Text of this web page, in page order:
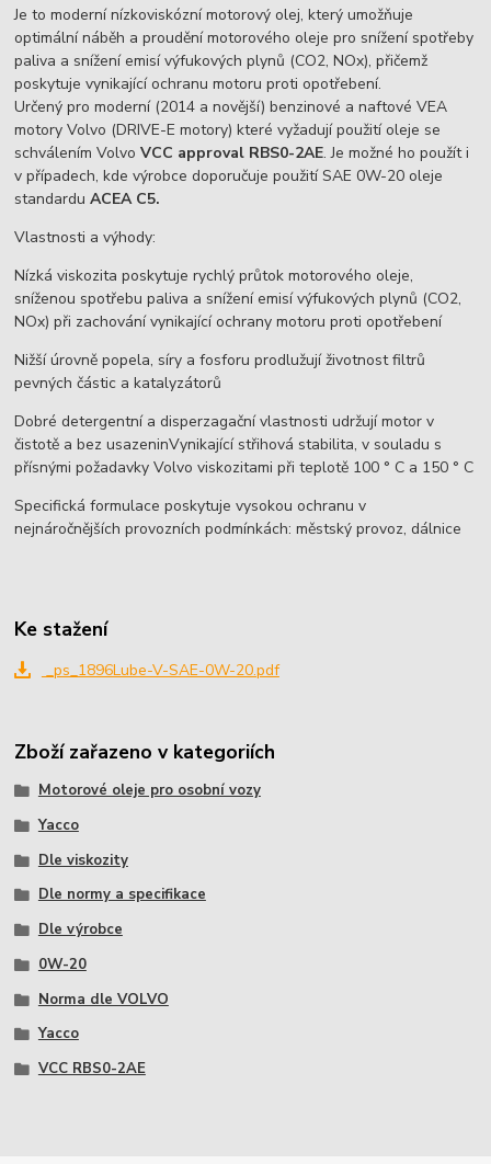
Je to moderní nízkoviskózní motorový olej, který umožňuje
optimální náběh a proudění motorového oleje pro snížení spotřeby
paliva a snížení emisí výfukových plynů (CO2, NOx), přičemž
poskytuje vynikající ochranu motoru proti opotřebení.
Určený pro moderní (2014 a novější) benzinové a naftové VEA
motory Volvo (DRIVE-E motory) které vyžadují použití oleje se
schválením VolvoVCC approval RBS0-2AE. Je možné ho použít i
v případech, kde výrobce doporučuje použití SAE 0W-20 oleje
standarduACEA C5.
Vlastnosti a výhody:
Nízká viskozita poskytuje rychlý průtok motorového oleje,
sníženou spotřebu paliva a snížení emisí výfukových plynů (CO2,
NOx) při zachování vynikající ochrany motoru proti opotřebení
Nižší úrovně popela, síry a fosforu prodlužují životnost filtrů
pevných částic a katalyzátorů
Dobré detergentní a disperzagační vlastnosti udržují motor v
čistotě a bez usazeninVynikající střihová stabilita, v souladu s
přísnými požadavky Volvo viskozitami při teplotě 100 ° C a 150 ° C
Specifická formulace poskytuje vysokou ochranu v
nejnáročnějších provozních podmínkách: městský provoz, dálnice
Ke stažení
_ps_1896Lube-V-SAE-0W-20.pdf
Zboží zařazeno v kategoriích
Motorové oleje pro osobní vozy
Yacco
Dle viskozity
Dle normy a specifikace
Dle výrobce
0W-20
Norma dle VOLVO
Yacco
VCC RBS0-2AE